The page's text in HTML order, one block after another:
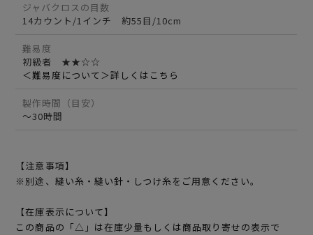
ジャバクロスの目数
14カウント/1インチ 約55目/10cm
難易度
初級者 ★★☆☆
＜難易度について＞詳しくはこちら
製作時間（目安）
～30時間
【注意事項】
※別途、縫い糸・縫い針・しつけ糸をご用意ください。
【在庫表示について】
この商品の「△」は在庫少量もしくは商品取り寄せの表示で